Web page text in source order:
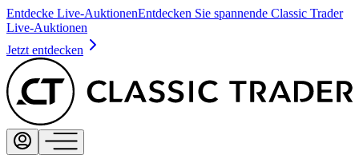
Entdecke Live-AuktionenEntdecken Sie spannende Classic Trader
Live-Auktionen
Jetzt entdecken